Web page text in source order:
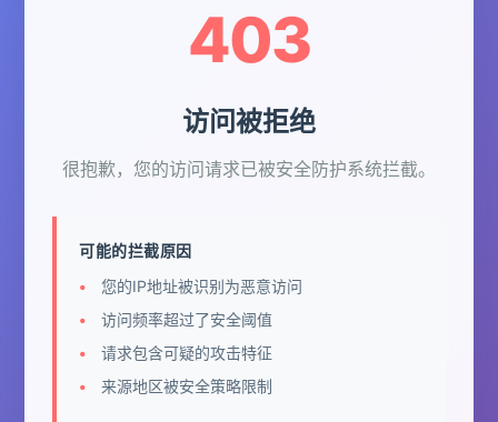
403
访问被拒绝
很抱歉，您的访问请求已被安全防护系统拦截。
可能的拦截原因
您的IP地址被识别为恶意访问
访问频率超过了安全阈值
请求包含可疑的攻击特征
来源地区被安全策略限制